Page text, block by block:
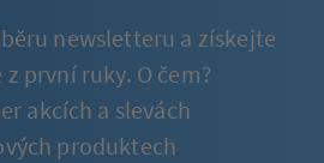
newsletteru a získejte
první ruky. O čem?
akcích a slevách
produktech